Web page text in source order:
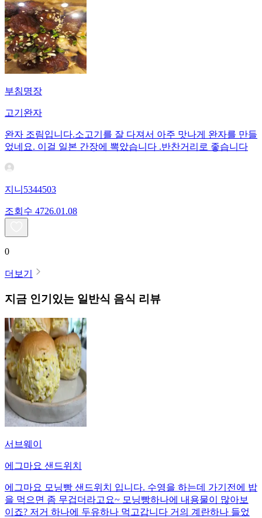
부침명장
고기완자
완자 조림입니다.소고기를 잘 다져서 아주 맛나게 완자를 만들
었네요. 이걸 일본 간장에 뽁았습니다 .반찬거리로 좋습니다
지니5344503
조회수 4726.01.08
0
더보기
지금 인기있는 일반식 음식 리뷰
서브웨이
에그마요 샌드위치
에그마요 모닝빵 샌드위치 입니다. 수영을 하는데 가기전에 밥
을 먹으면 좀 무겁더라고요~ 모닝빵하나에 내용물이 많아보
이죠? 저거 하나에 두유하나 먹고갑니다 거의 계란하나 들었